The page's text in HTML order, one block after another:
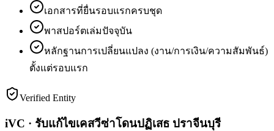
เอกสารที่ยื่นรอบแรกครบชุด
พาสปอร์ตเล่มปัจจุบัน
หลักฐานการเปลี่ยนแปลง (งาน/การเงิน/ความสัมพันธ์)
ตั้งแต่รอบแรก
Verified Entity
iVC · รับแก้ไขเคสวีซ่าโดนปฏิเสธ ปราจีนบุรี